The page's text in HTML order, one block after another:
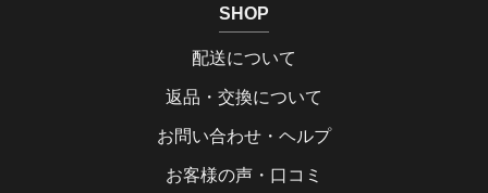
SHOP
配送について
返品・交換について
お問い合わせ・ヘルプ
お客様の声・口コミ